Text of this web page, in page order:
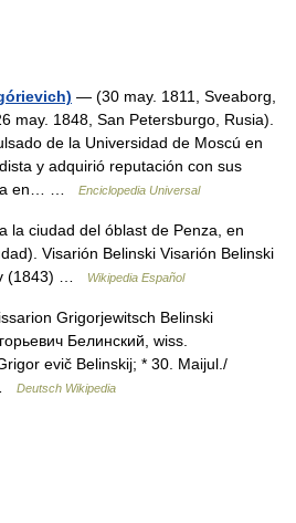
— (30 may. 1811, Sveaborg,
may. 1848, San Petersburgo, Rusia).
de la Universidad de Moscú en
y adquirió reputación con sus
en… …
Enciclopedia Universal
la ciudad del óblast de Penza, en
Visarión Belinski Visarión Belinski
(1843) …
Wikipedia Español
Grigorjewitsch Belinski
Белинский, wiss.
evič Belinskij; * 30. Maijul./
Deutsch Wikipedia